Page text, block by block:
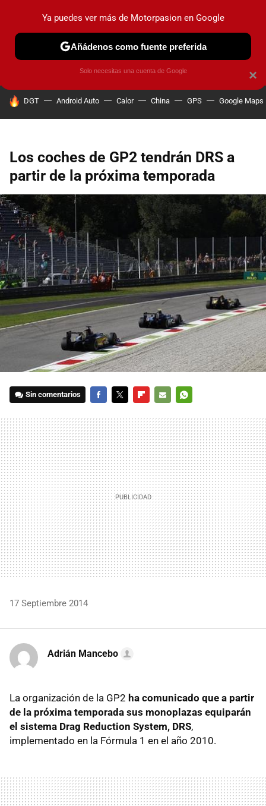
PRUEBAS COCHES ELÉCTRICOS OBSERVATORIO
HOY SE HABLA DE
DGT Android Auto Calor China GPS Google Maps
Los coches de GP2 tendrán DRS a
partir de la próxima temporada
Sin comentarios
MAIL
17 Septiembre 2014
Adrián Mancebo
La organización de la GP2 ha comunicado que a partir
de la próxima temporada sus monoplazas equiparán
el sistema Drag Reduction System, DRS,
implementado en la Fórmula 1 en el año 2010.
×
Ya puedes ver más de Motorpasion en Google
Añádenos como fuente preferida
Solo necesitas una cuenta de Google